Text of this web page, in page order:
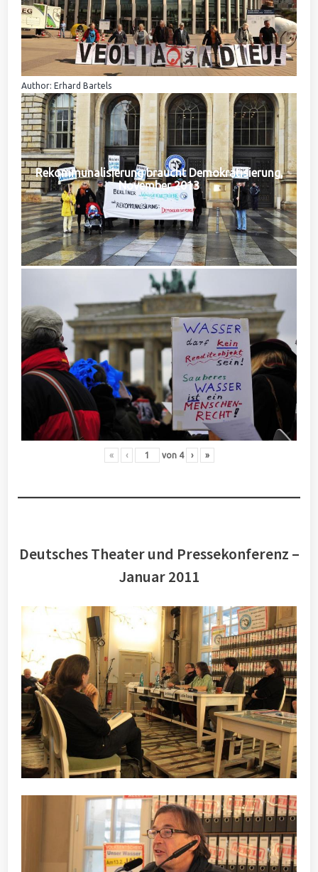
Author: Erhard Bartels
Rekommunalisierung braucht Demokratisierung,
November 2013
« ‹ von 4 › »
Deutsches Theater und Pressekonferenz –
Januar 2011